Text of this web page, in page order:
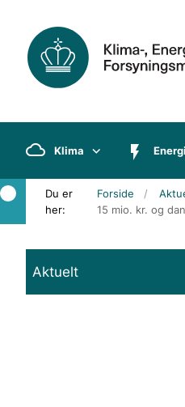
Klima Energi
Du er
her:
Forside
15 mio. kr. og
Aktuelt